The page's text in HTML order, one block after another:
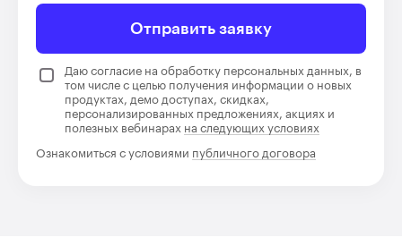
Отправить заявку
Даю согласие на обработку персональных данных, в
том числе с целью получения информации о новых
продуктах, демо доступах, скидках,
персонализированных предложениях, акциях и
полезных вебинарах на следующих условиях
Ознакомиться с условиями публичного договора